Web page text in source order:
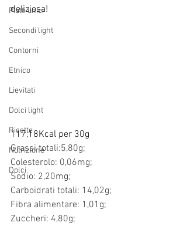
Piatti unici
Secondi light
Contorni
Etnico
Lievitati
Dolci light
Ricette
Nutrizione
Dolci
deliziosa!
117,18Kcal per 30g
Grassi totali:5,80g;
Colesterolo: 0,06mg;
Sodio: 2,20mg;
Carboidrati totali: 14,02g;
Fibra alimentare: 1,01g;
Zuccheri: 4,80g;